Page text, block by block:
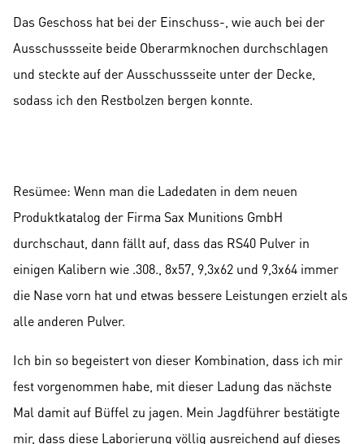
Das Geschoss hat bei der Einschuss-, wie auch bei der
Ausschussseite beide Oberarmknochen durchschlagen
und steckte auf der Ausschussseite unter der Decke,
sodass ich den Restbolzen bergen konnte.
Resümee: Wenn man die Ladedaten in dem neuen
Produktkatalog der Firma Sax Munitions GmbH
durchschaut, dann fällt auf, dass das RS40 Pulver in
einigen Kalibern wie .308., 8x57, 9,3x62 und 9,3x64 immer
die Nase vorn hat und etwas bessere Leistungen erzielt als
alle anderen Pulver.
Ich bin so begeistert von dieser Kombination, dass ich mir
fest vorgenommen habe, mit dieser Ladung das nächste
Mal damit auf Büffel zu jagen. Mein Jagdführer bestätigte
mir, dass diese Laborierung völlig ausreichend auf dieses